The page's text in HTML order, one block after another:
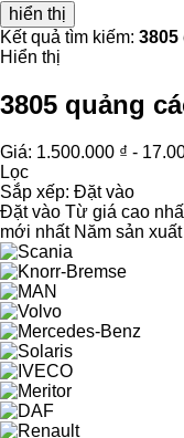
hiển thị
Kết quả tìm kiếm: 3805
Hiển thị
3805 quảng
Giá: 1.500.000 ₫ -
Lọc
Sắp xếp: Đặt vào
Đặt vào Từ giá cao
mới nhất Năm sản